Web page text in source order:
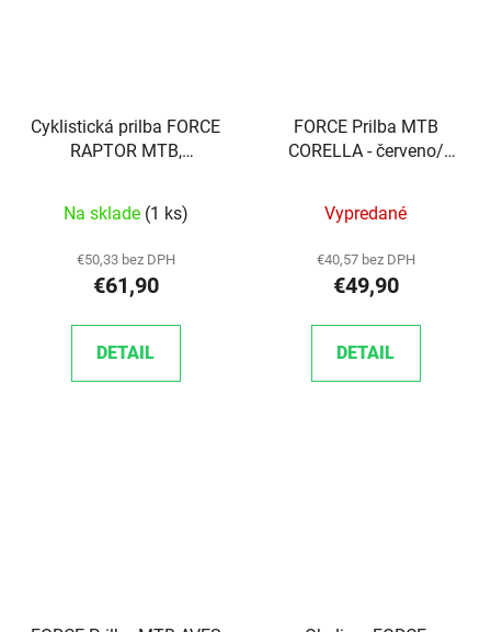
Cyklistická prilba FORCE
RAPTOR MTB,
Na sklade (1 ks)
€50,33 bez DPH
€61,90
DETAIL
FORCE Prilba MTB
CORELLA - červeno/
Vypredané
€40,57 bez DPH
€49,90
DETAIL